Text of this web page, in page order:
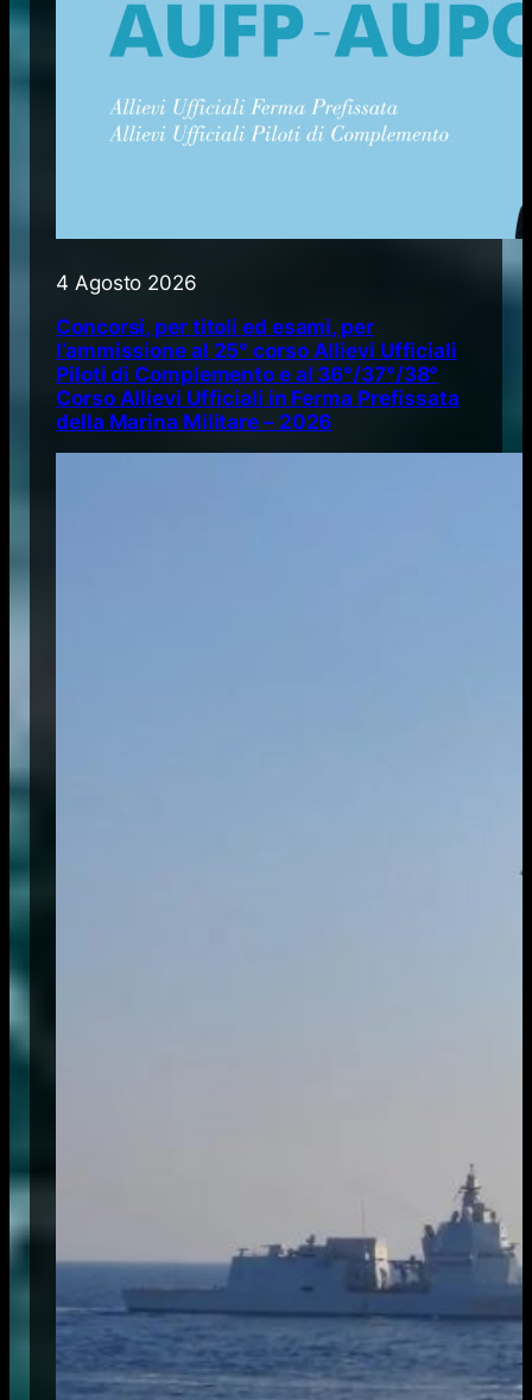
4 Agosto 2026
Concorsi, per titoli ed esami, per
l’ammissione al 25° corso Allievi Ufficiali
Piloti di Complemento e al 36°/37°/38°
Corso Allievi Ufficiali in Ferma Prefissata
della Marina Militare – 2026